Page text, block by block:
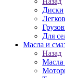
Диски
Для
Масла и
Назад
Масла